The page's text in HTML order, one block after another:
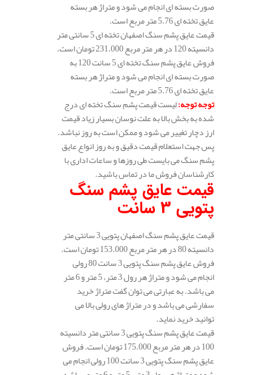
صورت بسته ای انجام می شود و متراژ هر بسته
عایق تخته ای 5.76 متر مربع است.
قیمت عایق پشم سنگ اصفهان تخته ای 5 سانتی متر
دانسیته 120 در هر متر مربع 231.000 تومان است.
فروش عایق پشم سنگ تخته ای 5 سانت 120 به
صورت بسته ای انجام می شود و متراژ هر بسته
عایق تخته ای 5.76 متر مربع است.
توجه توجه:لیست قیمت پشم سنگ تخته ای درج
شده به بخش بالا به علت نوسان بسیار زیاد قیمت
ارز دچار تغییر می شود و ممکن است به روز نباشد.
پس جهت استعلام قیمت دقیق و به روز انواع عایق
پشم سنگ می بایست طی روزها و ساعات اداری با
کارشناسان فروش ما در تماس باشید.
قیمت عایق پشم سنگ
پتویی 3 سانت
قیمت عایق پشم سنگ اصفهان پتویی 3 سانتی متر
دانسیته 80 در هر متر مربع 153.000 تومان است.
فروش عایق پشم سنگ پتویی 3 سانت 80 رولی
انجام می شود و متراژ هر رول 3 متر، 5 متر و 6 متر
می باشد. به عبارتی می توان گفت متراژ خرید
سفارشی می باشد و در متراژ های رولی بالا می
توانید خرید نماید.
قیمت عایق پشم سنگ پتویی 3 سانتی متر دانسیته
100 در هر متر مربع 175.000 تومان است. فروش
عایق پشم سنگ پتویی 3 سانت 100 رولی انجام می